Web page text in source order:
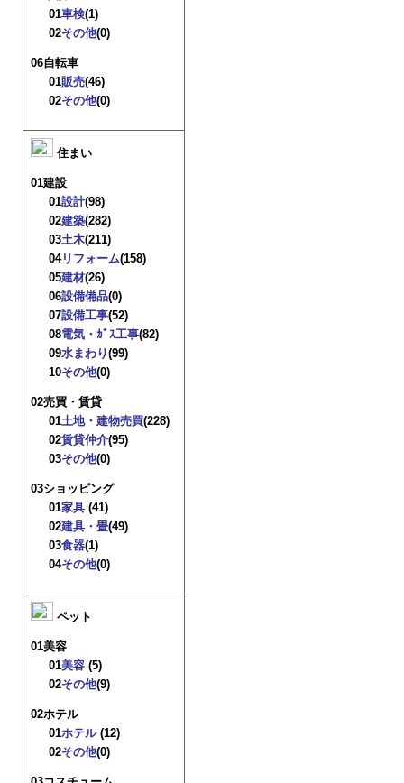
01車検(1)
02その他(0)
06自転車
01販売(46)
02その他(0)
住まい
01建設
01設計(98)
02建築(282)
03土木(211)
04リフォーム(158)
05建材(26)
06設備備品(0)
07設備工事(52)
08電気・ｶﾞｽ工事(82)
09水まわり(99)
10その他(0)
02売買・賃貸
01土地・建物売買(228)
02賃貸仲介(95)
03その他(0)
03ショッピング
01家具 (41)
02建具・畳(49)
03食器(1)
04その他(0)
ペット
01美容
01美容 (5)
02その他(9)
02ホテル
01ホテル(12)
02その他(0)